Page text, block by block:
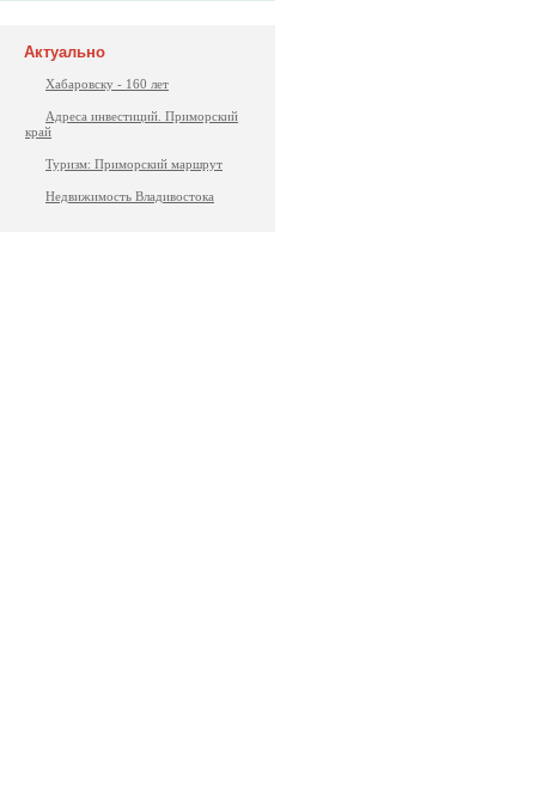
Актуально
Хабаровску - 160 лет
Адреса инвестиций. Приморский
край
Туризм: Приморский маршрут
Недвижимость Владивостока